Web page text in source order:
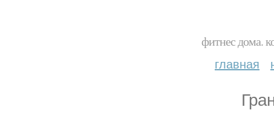
фитнес дома.
главная